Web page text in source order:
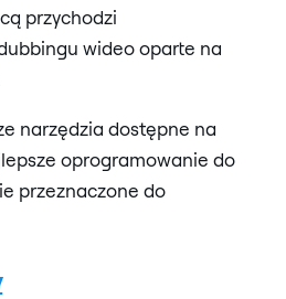
przychodzi
wideo oparte na
narzędzia dostępne na
oprogramowanie do
przeznaczone do